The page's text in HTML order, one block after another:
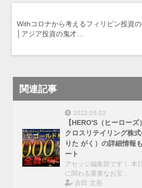
Withコロナから考えるフィリピン投資
│アジア投資の鬼才…
関連記事
2022.05.02
【HERO'S（ヒーロー
クロスリテイリング株
りた がく）の詳細情報
ート
アセッジ編集部です！ 本
に関わる重要なお宝…
吉田 文吾